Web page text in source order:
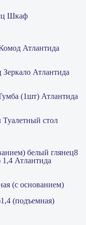
Шкаф
Атлантида
Зеркало Атлантида
(1шт) Атлантида
Туалетный стол
Атлантида
(подъемная)